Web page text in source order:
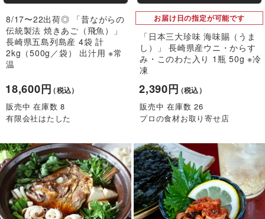
8/17〜22出荷◎ 「昔ながらの
伝統製法 焼きあご（飛魚）」
長崎県五島列島産 4袋 計
2kg（500g／袋） 出汁用 ※常
温
18,600円（税込）
販売中 在庫数 8
有限会社はたした
お届け日の指定が可能です
「日本三大珍味 海味賜（うま
し）」 長崎県産ウニ・からす
み・このわた入り 1瓶 50g ※冷
凍
2,390円（税込）
販売中 在庫数 26
プロの食材お取り寄せ店